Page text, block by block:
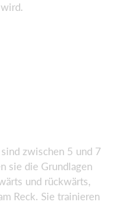
zwischen 5 und 7
sie die Grundlagen
und rückwärts,
Reck. Sie trainieren